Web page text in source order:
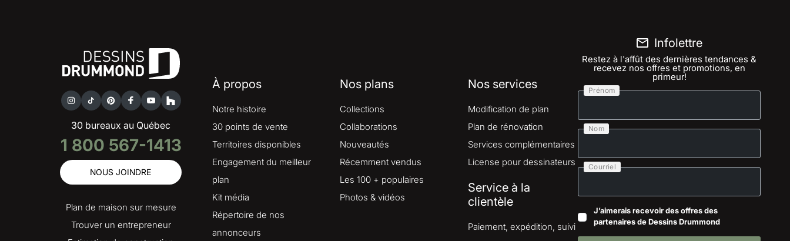
30 bureaux au Québec
1 800 567-1413
NOUS JOINDRE
Plan de maison sur mesure
Trouver un entrepreneur
À propos
Notre histoire
30 points de vente
Territoires disponibles
Engagement du meilleur
plan
Kit média
Répertoire de nos
annonceurs
Nos plans
Collections
Collaborations
Nouveautés
Récemment vendus
Les 100 + populaires
Photos & vidéos
Nos services
Modification de plan
Plan de rénovation
Services complémentaires
License pour dessinateurs
Service à la
clientèle
Paiement, expédition, suivi
Infolettre
Restez à l'affût des dernières tendances &
recevez nos offres et promotions, en
primeur!
Prénom
Nom
Courriel
J’aimerais recevoir des offres des
partenaires de Dessins Drummond